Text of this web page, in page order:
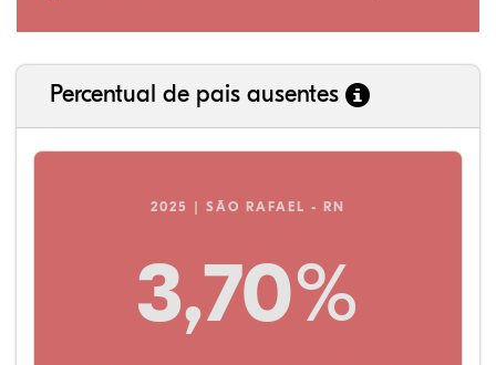
Percentual de pais ausentes
2025 | SÃO RAFAEL - RN
3,70%